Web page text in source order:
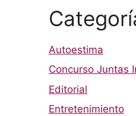
Autoestima
Concurso Juntas
Editorial
Entretenimiento